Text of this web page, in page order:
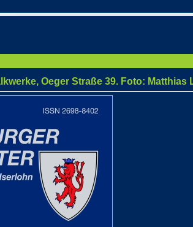
Oeger Straße 39. Foto: Matthias